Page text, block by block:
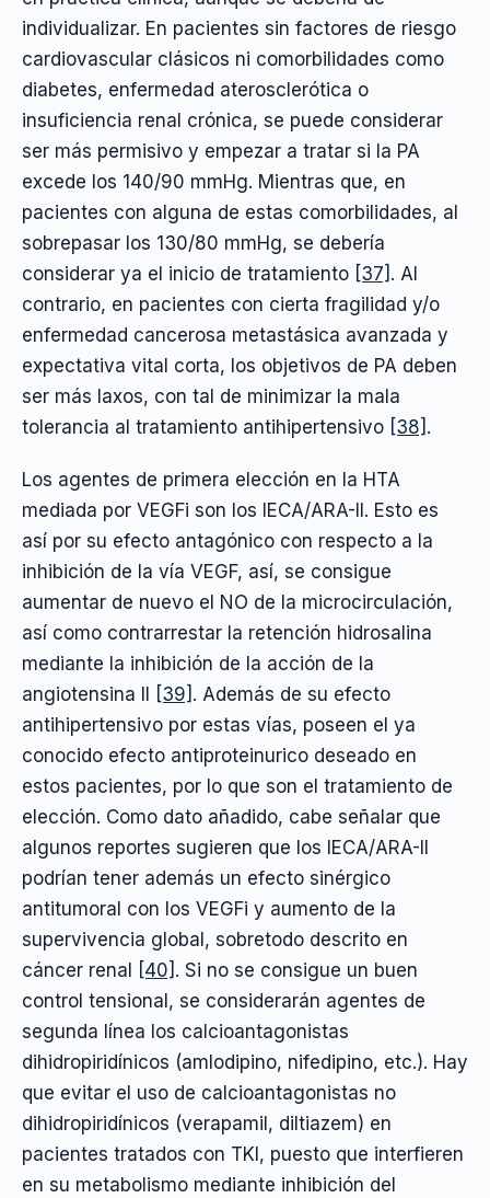
individualizar. En pacientes sin factores de riesgo
cardiovascular clásicos ni comorbilidades como
diabetes, enfermedad aterosclerótica o
insuficiencia renal crónica, se puede considerar
ser más permisivo y empezar a tratar si la PA
excede los 140/90 mmHg. Mientras que, en
pacientes con alguna de estas comorbilidades, al
sobrepasar los 130/80 mmHg, se debería
considerar ya el inicio de tratamiento [37] . Al
contrario, en pacientes con cierta fragilidad y/o
enfermedad cancerosa metastásica avanzada y
expectativa vital corta, los objetivos de PA deben
ser más laxos, con tal de minimizar la mala
tolerancia al tratamiento antihipertensivo [38] .
Los agentes de primera elección en la HTA
mediada por VEGFi son los IECA/ARA-II. Esto es
así por su efecto antagónico con respecto a la
inhibición de la vía VEGF, así, se consigue
aumentar de nuevo el NO de la microcirculación,
así como contrarrestar la retención hidrosalina
mediante la inhibición de la acción de la
angiotensina II
[39] . Además de su efecto
antihipertensivo por estas vías, poseen el ya
conocido efecto antiproteinurico deseado en
estos pacientes, por lo que son el tratamiento de
elección. Como dato añadido, cabe señalar que
algunos reportes sugieren que los IECA/ARA-II
podrían tener además un efecto sinérgico
antitumoral con los VEGFi y aumento de la
supervivencia global, sobretodo descrito en
cáncer renal
[40] . Si no se consigue un buen
control tensional, se considerarán agentes de
segunda línea los calcioantagonistas
dihidropiridínicos (amlodipino, nifedipino, etc.). Hay
que evitar el uso de calcioantagonistas no
dihidropiridínicos (verapamil, diltiazem) en
pacientes tratados con TKI, puesto que interfieren
en su metabolismo mediante inhibición del